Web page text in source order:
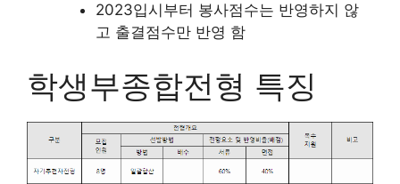
2023입시부터 봉사점수는 반영하지 않
고 출결점수만 반영 함
학생부종합전형 특징